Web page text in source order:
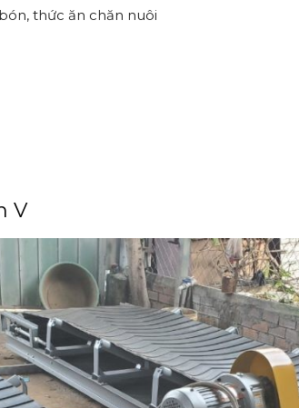
thức ăn chăn nuôi
V